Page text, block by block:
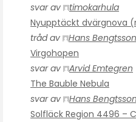
svar av
timokarhula
Nyupptäckt dvärgnova
tråd av
Hans Bengtsson
Virgohopen
svar av
Arvid Emtegren
The Bauble Nebula
svar av
Hans Bengtsson
Solfläck Region 4496 –